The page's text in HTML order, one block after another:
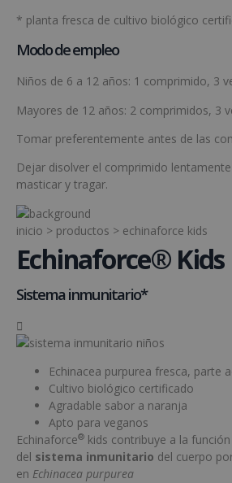
* planta fresca de cultivo biológico
Modo de empleo
Niños de 6 a 12 años: 1 comprimido, 3
Mayores de 12 años: 2 comprimidos, 3
Tomar preferentemente antes de las
Dejar disolver el comprimido
masticar y tragar.
inicio > productos > echinaforce kids
Echinaforce® Kids
Sistema inmunitario*

Echinacea purpurea fresca, parte
Cultivo biológico certificado
Agradable sabor a naranja
Apto para veganos
Echinaforce® kids contribuye a la
del sistema inmunitario del cuerpo
en Echinacea purpurea